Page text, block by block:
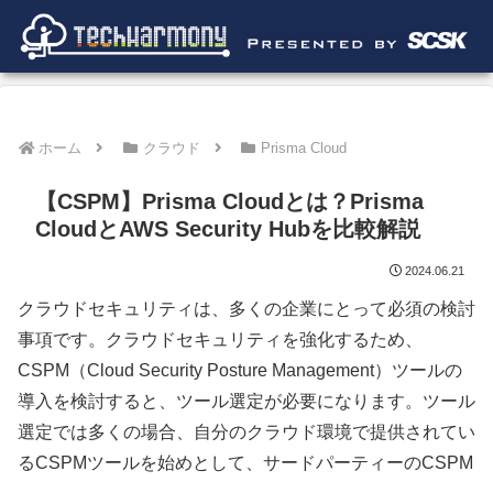
ホーム クラウド Prisma Cloud
【CSPM】Prisma Cloudとは？Prisma
CloudとAWS Security Hubを比較解説
2024.06.21
クラウドセキュリティは、多くの企業にとって必須の検討
事項です。クラウドセキュリティを強化するため、
CSPM（Cloud Security Posture Management）ツールの
導入を検討すると、ツール選定が必要になります。ツール
選定では多くの場合、自分のクラウド環境で提供されてい
るCSPMツールを始めとして、サードパーティーのCSPM